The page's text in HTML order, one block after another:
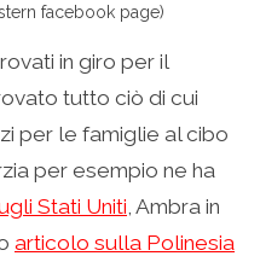
facebook page)
in giro per il
tutto ciò di cui
per le famiglie al cibo
per esempio ne ha
Stati Uniti , Ambra in
articolo sulla Polinesia